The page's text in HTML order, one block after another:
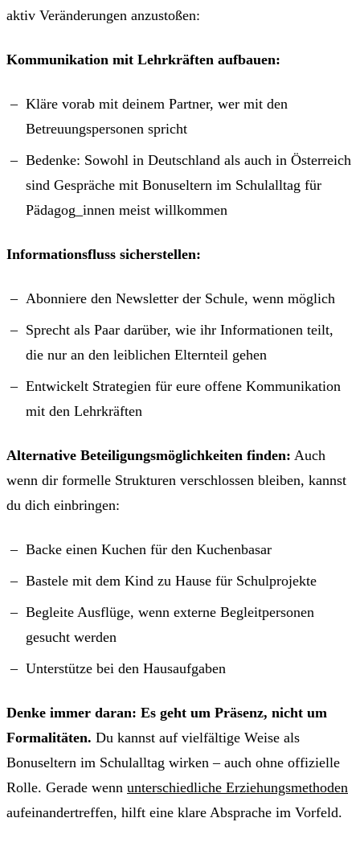
aktiv Veränderungen anzustoßen:
Kommunikation mit Lehrkräften aufbauen:
Kläre vorab mit deinem Partner, wer mit den
Betreuungspersonen spricht
Bedenke: Sowohl in Deutschland als auch in Österreich
sind Gespräche mit Bonuseltern im Schulalltag für
Pädagog_innen meist willkommen
Informationsfluss sicherstellen:
Abonniere den Newsletter der Schule, wenn möglich
Sprecht als Paar darüber, wie ihr Informationen teilt,
die nur an den leiblichen Elternteil gehen
Entwickelt Strategien für eure offene Kommunikation
mit den Lehrkräften
Alternative Beteiligungsmöglichkeiten finden: Auch
wenn dir formelle Strukturen verschlossen bleiben, kannst
du dich einbringen:
Backe einen Kuchen für den Kuchenbasar
Bastele mit dem Kind zu Hause für Schulprojekte
Begleite Ausflüge, wenn externe Begleitpersonen
gesucht werden
Unterstütze bei den Hausaufgaben
Denke immer daran: Es geht um Präsenz, nicht um
Formalitäten. Du kannst auf vielfältige Weise als
Bonuseltern im Schulalltag wirken – auch ohne offizielle
Rolle. Gerade wenn unterschiedliche Erziehungsmethoden
aufeinandertreffen, hilft eine klare Absprache im Vorfeld.